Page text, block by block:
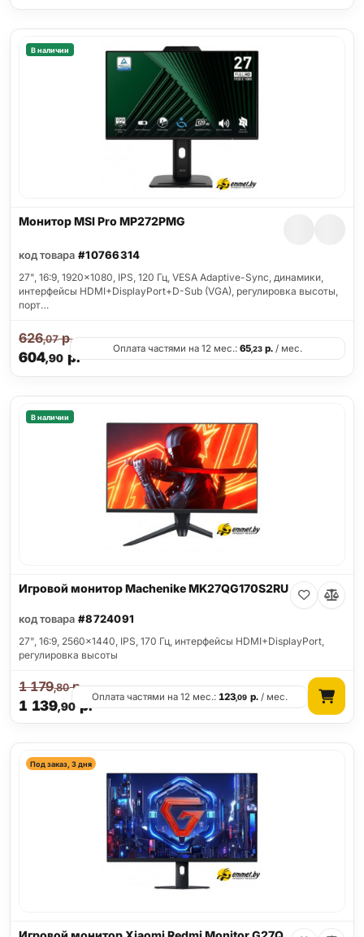
В наличии
Монитор MSI Pro MP272PMG
код товара #10766314
27", 16:9, 1920x1080, IPS, 120 Гц, VESA Adaptive-Sync, динамики,
интерфейсы HDMI+DisplayPort+D-Sub (VGA), регулировка высоты,
порт…
604,90р.
626,07р.
Оплата частями на 12 мес.: 65,23 р. / мес.
В наличии
Игровой монитор Machenike MK27QG170S2RU
код товара #8724091
27", 16:9, 2560x1440, IPS, 170 Гц, интерфейсы HDMI+DisplayPort,
регулировка высоты
1 139,90 р.
1 179,80р.
Оплата частями на 12 мес.:123,09 р./ мес.
Под заказ, 3 дня